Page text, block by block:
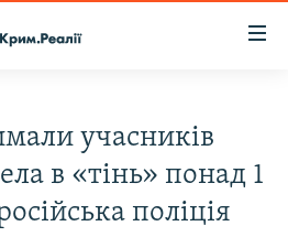
учасників
в «тінь» понад 1
поліція